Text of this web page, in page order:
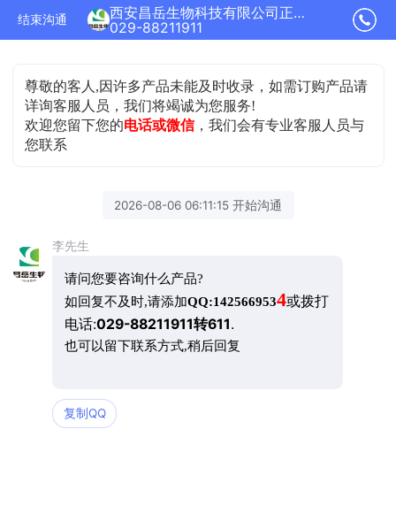
结束沟通
西安昌岳生物科技有限公司正在为您服务
029-88211911
尊敬的客人,因许多产品未能及时收录，如需订购产品请
详询客服人员，我们将竭诚为您服务!
欢迎您留下您的电话或微信，我们会有专业客服人员与
您联系
2026-08-06 06:11:15 开始沟通
李先生
请问您要咨询什么产品?
如回复不及时,请添加QQ:1425669534或拨打
电话:029-88211911转611.
也可以留下联系方式,稍后回复
复制QQ